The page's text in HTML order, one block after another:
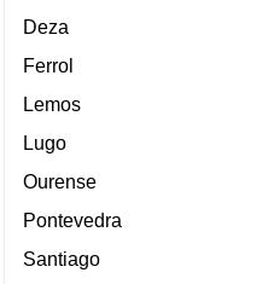
Deza
Ferrol
Lemos
Lugo
Ourense
Pontevedra
Santiago